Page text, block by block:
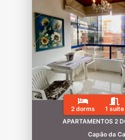
2 dorms 1 suíte
APARTAMENTOS 2
Capão da